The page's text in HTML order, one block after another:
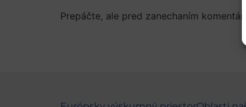
Prepáčte, ale pred zanechaním